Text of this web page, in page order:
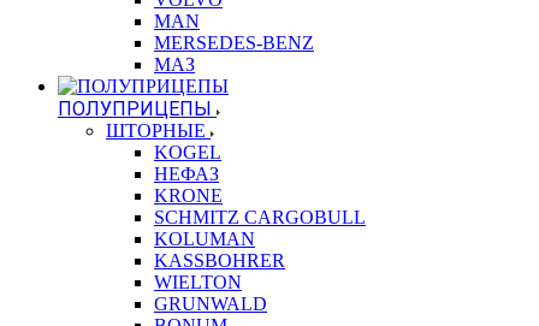
MAN
MERSEDES-BENZ
МАЗ
ПОЛУПРИЦЕПЫ
ШТОРНЫЕ
KOGEL
НЕФАЗ
KRONE
SCHMITZ CARGOBULL
KOLUMAN
KASSBOHRER
WIELTON
GRUNWALD